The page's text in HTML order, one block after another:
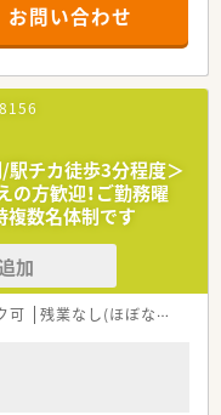
お問い合わせ
/駅チカ徒歩3分程度＞
の方歓迎！ご勤務曜
複数名体制です
加
可 残業なし(ほぼなし含む)